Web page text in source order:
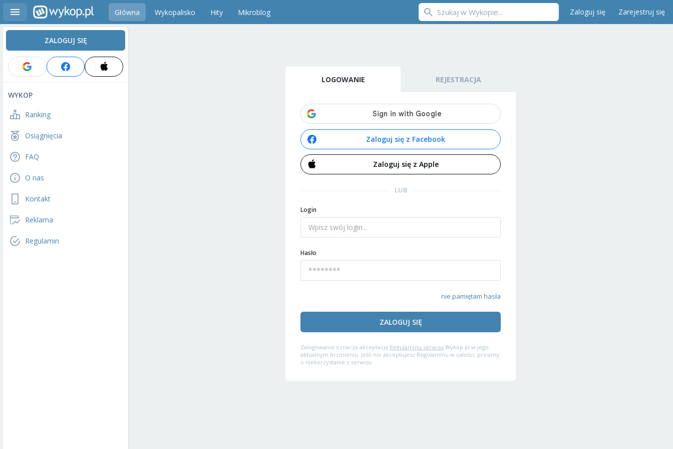
Główna Wykopalisko Hity Mikroblog Zaloguj się Zarejestruj się
ZALOGUJ SIĘ
WYKOP
Ranking
Osiągnięcia
FAQ
O nas
Kontakt
Reklama
Regulamin
LOGOWANIE REJESTRACJA
Zaloguj się z Facebook
Zaloguj się z Apple
LUB
Login
Hasło
nie pamiętam hasła
ZALOGUJ SIĘ
Zalogowanie oznacza akceptację Regulaminu serwisu Wykop.pl w jego
aktualnym brzmieniu. Jeśli nie akceptujesz Regulaminu w całości, prosimy
o niekorzystanie z serwisu.